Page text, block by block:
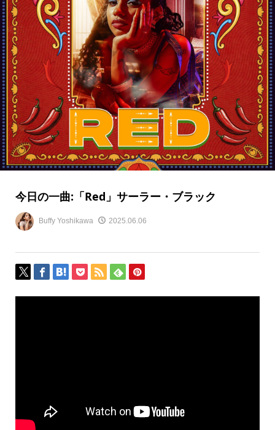
今日の一曲:「Red」サーラー・ブラック
Buffy Yoshikawa 2025.06.06